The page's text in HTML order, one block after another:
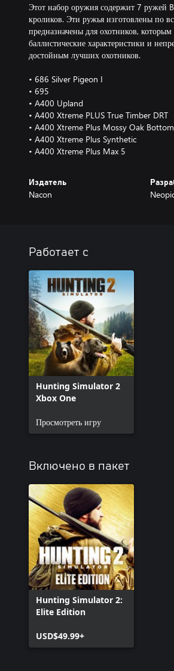
Этот набор оружия содержит 7 ружей
кроликов. Эти ружья изготовлены по
предназначены для охотников,
баллистические характеристики и
достойным лучших охотников.
• 686 Silver Pigeon I
• 695
• A400 Upland
• A400 Xtreme PLUS True Timber DRT
• A400 Xtreme Plus Mossy Oak
• A400 Xtreme Plus Synthetic
• A400 Xtreme Plus Max 5
Издатель
Nacon
Работает с
Hunting Simulator 2
Xbox One
Просмотреть игру
Включено в пакет
Hunting Simulator 2:
Elite Edition
USD$49.99+